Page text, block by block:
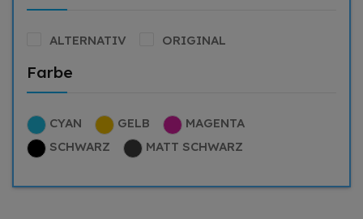
ALTERNATIV ORIGINAL
Farbe
CYAN GELB
MAGENTA
SCHWARZ
MATT SCHWARZ